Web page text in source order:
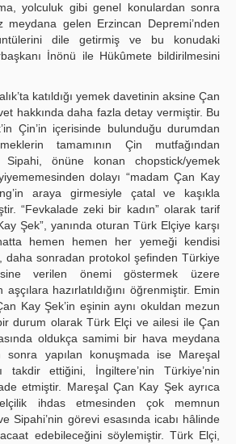
yolculuk gibi genel konulardan sonra
gelen Erzincan Depremi’nden
dile getirmiş ve bu konudaki
İnönü ile Hükûmete bildirilmesini
katıldığı yemek davetinin aksine Çan
hakkında daha fazla detay vermiştir. Bu
Çin’in içerisinde bulunduğu durumdan
tamamının Çin mutfağından
Sipahi, önüne konan chopstick/yemek
dolayı “madam Çan Kay
araya girmesiyle çatal ve kaşıkla
“Fevkalade zeki bir kadın” olarak tarif
Şek”, yanında oturan Türk Elçiye karşı
hemen hemen her yemeği kendisi
daha sonradan protokol şefinden Türkiye
verilen önemi göstermek üzere
hazırlatıldığını öğrenmiştir. Emin
Kay Şek’in eşinin aynı okuldan mezun
durum olarak Türk Elçi ve ailesi ile Çan
oldukça samimi bir hava meydana
sonra yapılan konuşmada ise Mareşal
takdir ettiğini, İngiltere’nin Türkiye’nin
etmiştir. Mareşal Çan Kay Şek ayrıca
elçilik ihdas etmesinden çok memnun
Sipahi’nin görevi esasında icabı hâlinde
edebileceğini söylemiştir. Türk Elçi,